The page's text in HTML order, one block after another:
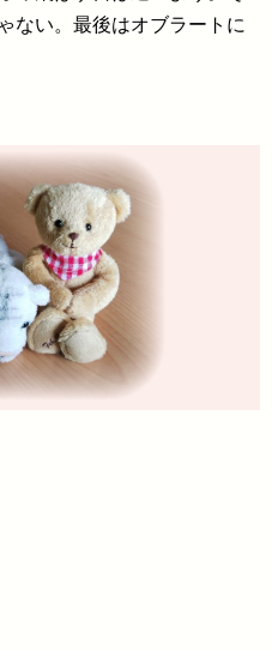
ない。最後はオブラートに